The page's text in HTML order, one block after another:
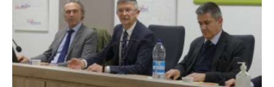
compagnie
des
experts
de